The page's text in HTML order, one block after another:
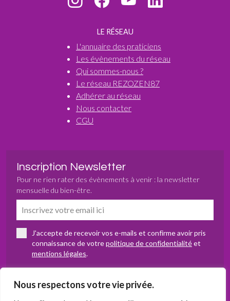
Nous respectons votre vie privée.
LE RÉSEAU
L'annuaire des praticiens
Les évènements du réseau
Qui sommes-nous ?
Le réseau REZOZEN87
Adhérer au réseau
Nous contacter
CGU
Inscription Newsletter
Pour ne rien rater des évènements à venir : la newsletter
mensuelle du bien-être.
J'accepte de recevoir vos e-mails et confirme avoir pris
connaissance de votrepolitique de confidentialitéet
mentions légales.
S’abonner